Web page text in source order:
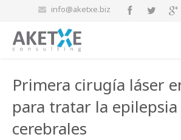
info@aketxe.biz
Primera cirugía láser
para tratar la
cerebrales